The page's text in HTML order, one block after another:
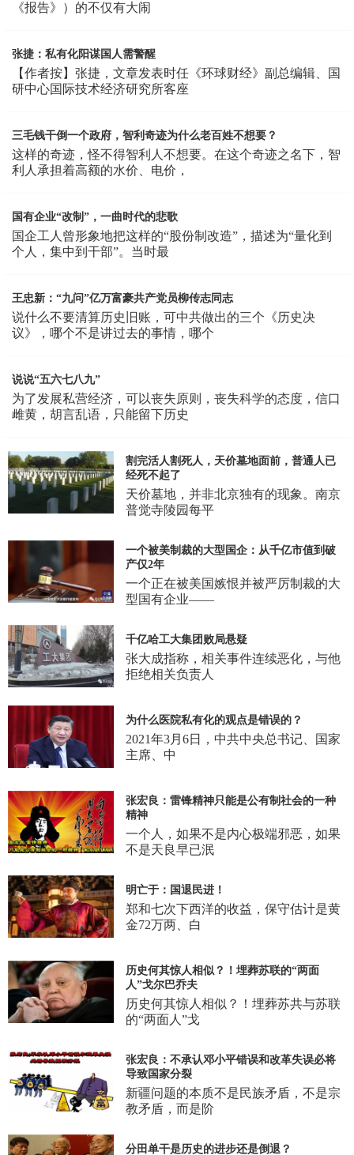
《报告》）的不仅有大闹
张捷：私有化阳谋国人需警醒
【作者按】张捷，文章发表时任《环球财经》副总编辑、国
研中心国际技术经济研究所客座
三毛钱干倒一个政府，智利奇迹为什么老百姓不想要？
这样的奇迹，怪不得智利人不想要。在这个奇迹之名下，智
利人承担着高额的水价、电价，
国有企业“改制”，一曲时代的悲歌
国企工人曾形象地把这样的“股份制改造”，描述为“量化到
个人，集中到干部”。当时最
王忠新：“九问”亿万富豪共产党员柳传志同志
说什么不要清算历史旧账，可中共做出的三个《历史决
议》，哪个不是讲过去的事情，哪个
说说“五六七八九”
为了发展私营经济，可以丧失原则，丧失科学的态度，信口
雌黄，胡言乱语，只能留下历史
割完活人割死人，天价墓地面前，普通人已
经死不起了
天价墓地，并非北京独有的现象。南京
普觉寺陵园每平
一个被美制裁的大型国企：从千亿市值到破
产仅2年
一个正在被美国嫉恨并被严厉制裁的大
型国有企业——
千亿哈工大集团败局悬疑
张大成指称，相关事件连续恶化，与他
拒绝相关负责人
为什么医院私有化的观点是错误的？
2021年3月6日，中共中央总书记、国家
主席、中
张宏良：雷锋精神只能是公有制社会的一种
精神
一个人，如果不是内心极端邪恶，如果
不是天良早已泯
明亡于：国退民进！
郑和七次下西洋的收益，保守估计是黄
金72万两、白
历史何其惊人相似？！埋葬苏联的“两面
人”戈尔巴乔夫
历史何其惊人相似？！埋葬苏共与苏联
的“两面人”戈
张宏良：不承认邓小平错误和改革失误必将
导致国家分裂
新疆问题的本质不是民族矛盾，不是宗
教矛盾，而是阶
分田单干是历史的进步还是倒退？